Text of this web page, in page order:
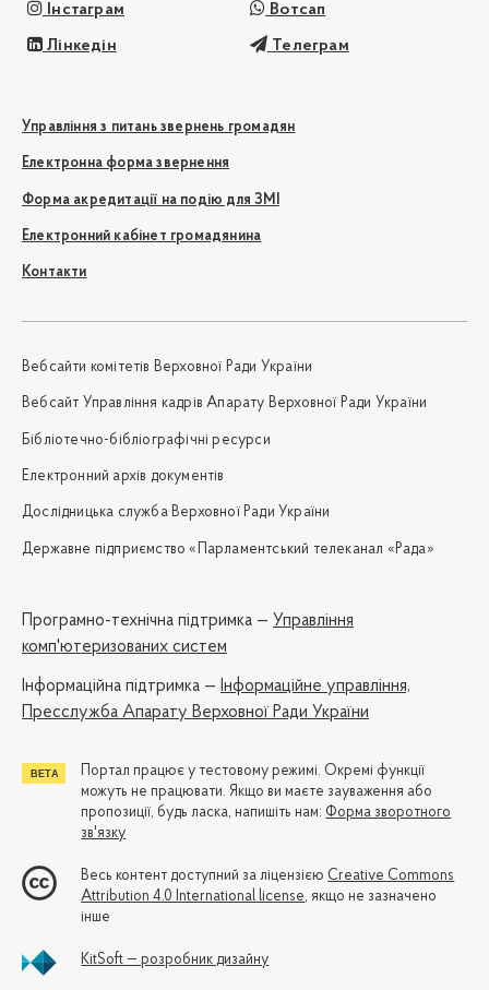
Інстаграм Вотсап
Лінкедін Телеграм
Управління з питань звернень громадян
Електронна форма звернення
Форма акредитації на подію для ЗМІ
Електронний кабінет громадянина
Контакти
Вебсайти комітетів Верховної Ради України
Вебсайт Управління кадрів Апарату Верховної Ради України
Бібліотечно-бібліографічні ресурси
Електронний архів документів
Дослідницька служба Верховної Ради України
Державне підприємство «Парламентський телеканал «Рада»
Програмно-технічна підтримка — Управління
комп'ютеризованих систем
Iнформаційна підтримка — Інформаційне управління,
Пресслужба Апарату Верховної Ради України
Портал працює у тестовому режимі. Окремі функції
можуть не працювати. Якщо ви маєте зауваження або
пропозиції, будь ласка, напишіть нам: Форма зворотного
зв'язку
Весь контент доступний за ліцензією Creative Commons
Attribution 4.0 International license, якщо не зазначено
інше
KitSoft — розробник дизайну